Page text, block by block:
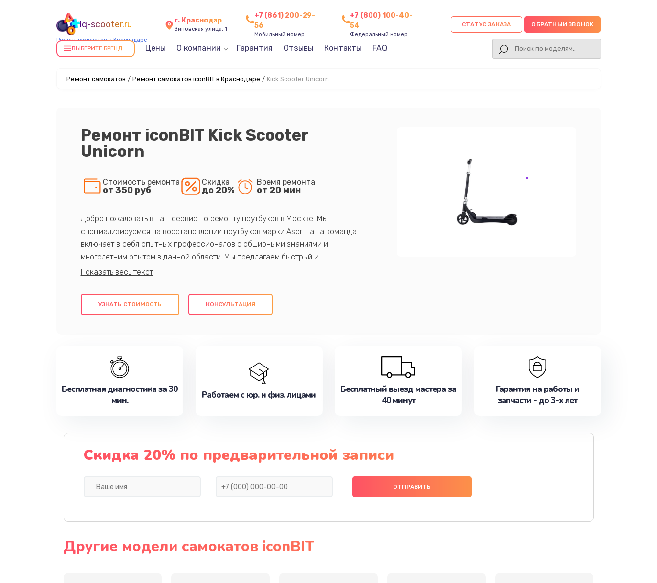
iq-scooter.ru
Ремонт самокатов в Краснодаре
г. Краснодар
Зиповская улица, 1
+7 (861) 200-29-
56
Мобильный номер
+7 (800) 100-40-
54
Федеральный номер
СТАТУС ЗАКАЗА ОБРАТНЫЙ ЗВОНОК
ВЫБЕРИТЕ БРЕНД Цены О компании Гарантия Отзывы Контакты FAQ
Ремонт самокатов / Ремонт самокатов iconBIT в Краснодаре / Kick Scooter Unicorn
Ремонт iconBIT Kick Scooter
Unicorn
Стоимость ремонта
от 350 руб
Скидка
до 20%
Время ремонта
от 20 мин
Добро пожаловать в наш сервис по ремонту ноутбуков в Москве. Мы
специализируемся на восстановлении ноутбуков марки Aser. Наша команда
включает в себя опытных профессионалов с обширными знаниями и
многолетним опытом в данной области. Мы предлагаем быстрый и
качественный ремонт с использованием оригинальных компонентов, а также
клиентам надежное и профессиональное обслуживание, удовлетворяя их
потребности наилучшим образом. Не медлите записаться на ремонт уже
УЗНАТЬ СТОИМОСТЬ КОНСУЛЬТАЦИЯ
Бесплатная диагностика за 30
мин.
Работаем с юр. и физ. лицами
Бесплатный выезд мастера за
40 минут
Гарантия на работы и
запчасти - до 3-х лет
Скидка 20% по предварительной записи
Другие модели самокатов iconBIT